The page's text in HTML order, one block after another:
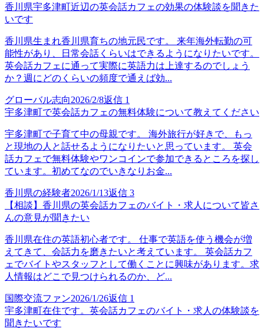
香川県宇多津町近辺の英会話カフェの効果の体験談を聞きた
いです
香川県生まれ香川県育ちの地元民です。 来年海外転勤の可
能性があり、日常会話くらいはできるようになりたいです。
英会話カフェに通って実際に英語力は上達するのでしょう
か？週にどのくらいの頻度で通えば効...
グローバル志向2026/2/8返信 1
宇多津町で英会話カフェの無料体験について教えてください
宇多津町で子育て中の母親です。 海外旅行が好きで、もっ
と現地の人と話せるようになりたいと思っています。 英会
話カフェで無料体験やワンコインで参加できるところを探し
ています。初めてなのでいきなりお金...
香川県の経験者2026/1/13返信 3
【相談】香川県の英会話カフェのバイト・求人について皆さ
んの意見が聞きたい
香川県在住の英語初心者です。 仕事で英語を使う機会が増
えてきて、会話力を磨きたいと考えています。 英会話カフ
ェでバイトやスタッフとして働くことに興味があります。求
人情報はどこで見つけられるのか、ど...
国際交流ファン2026/1/26返信 1
宇多津町在住です。英会話カフェのバイト・求人の体験談を
聞きたいです